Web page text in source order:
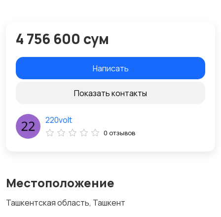
Местоположение
Ташкентская область, Ташкент
4 756 600 сум
Написать
Показать контакты
220volt
0 отзывов